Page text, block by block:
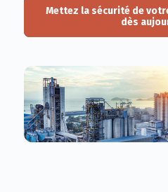
Mettez la sécurité de
dès